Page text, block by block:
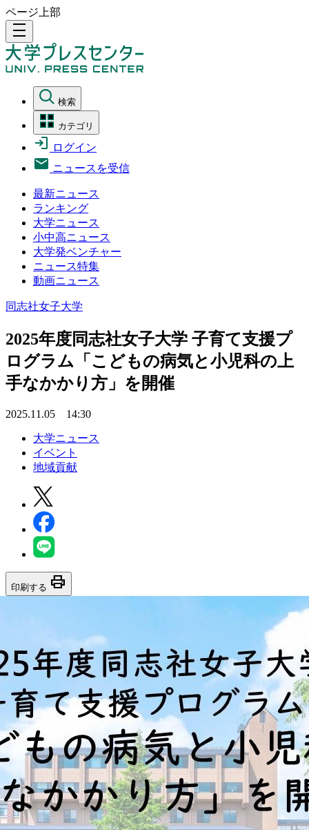
ページ上部
density_medium
検索
カテゴリ
ログイン
ニュースを受信
最新ニュース
ランキング
大学ニュース
小中高ニュース
大学発ベンチャー
ニュース特集
動画ニュース
同志社女子大学
2025年度同志社女子大学 子育て支援プ
ログラム「こどもの病気と小児科の上
手なかかり方」を開催
2025.11.05 14:30
大学ニュース
イベント
地域貢献
印刷する print